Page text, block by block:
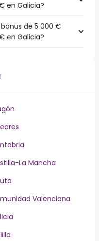
en Galicia?
de 5 000 €
en Galicia?
La Mancha
Valenciana